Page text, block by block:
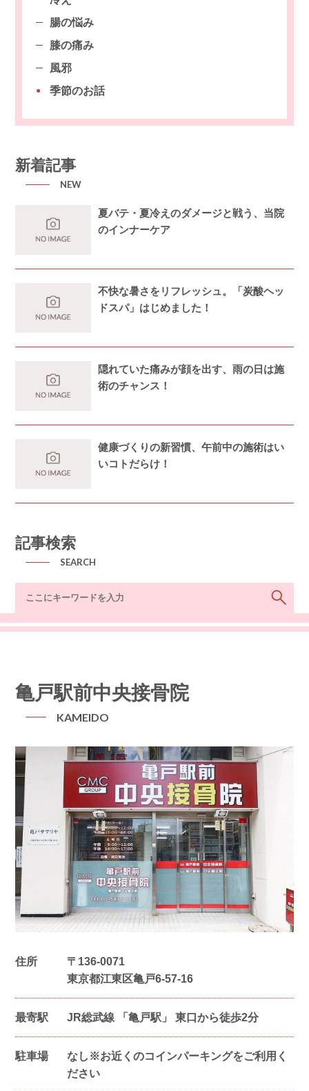
腸の悩み
膝の痛み
風邪
季節のお話
新着記事
NEW
夏バテ・夏冷えのダメージと戦う、当院
のインナーケア
不快な暑さをリフレッシュ。「炭酸ヘッ
ドスパ」はじめました！
隠れていた痛みが顔を出す、雨の日は施
術のチャンス！
健康づくりの新習慣、午前中の施術はい
いコトだらけ！
記事検索
SEARCH
亀戸駅前中央接骨院
KAMEIDO
住所 〒 136-0071
東京都江東区亀戸6-57-16
最寄駅 JR総武線 「亀戸駅」 東口から徒歩2分
駐車場
なし※お近くのコインパーキングをご利用く
ださい